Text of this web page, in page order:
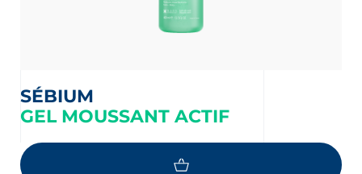
SÉBIUM
GEL MOUSSANT ACTIF